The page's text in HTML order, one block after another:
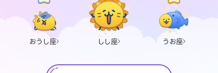
おうし座 しし座 うお座